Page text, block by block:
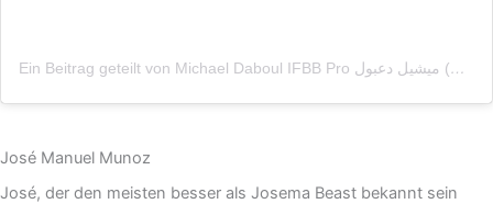
Ein Beitrag geteilt von Michael Daboul IFBB Pro ميشيل دعبول (@michaeldaboul)
José Manuel Munoz
José, der den meisten besser als Josema Beast bekannt sein